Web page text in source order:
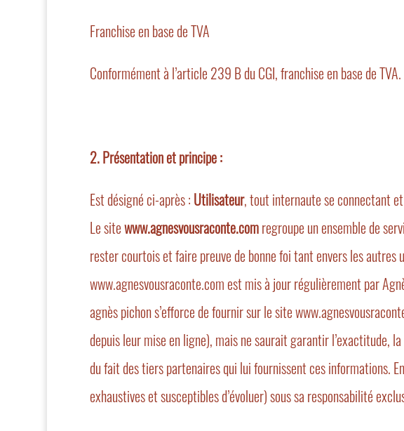
Franchise en base de TVA
Conformément à l’article 239 B du CGI, franchise en base de TVA.
2. Présentation et principe :
Est désigné ci-après : Utilisateur, tout internaute se connectant
Le sitewww.agnesvousraconte.comregroupe un ensemble de
rester courtois et faire preuve de bonne foi tant envers les
www.agnesvousraconte.com est mis à jour régulièrement par
agnès pichon s’efforce de fournir sur le site
depuis leur mise en ligne), mais ne saurait garantir l’exactitude,
du fait des tiers partenaires qui lui fournissent ces informations.
exhaustives et susceptibles d’évoluer) sous sa responsabilité